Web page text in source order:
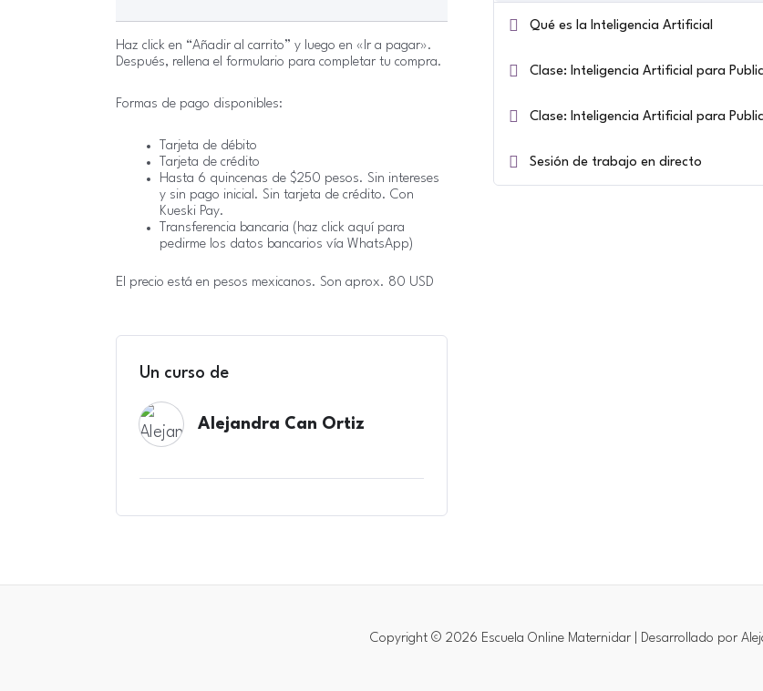
Haz click en “Añadir al carrito” y luego en «Ir a pagar».
Después, rellena el formulario para completar tu compra.
Formas de pago disponibles:
Tarjeta de débito
Tarjeta de crédito
Hasta 6 quincenas de $250 pesos. Sin intereses
y sin pago inicial. Sin tarjeta de crédito. Con
Kueski Pay.
Transferencia bancaria (haz click aquí para
pedirme los datos bancarios vía WhatsApp)
El precio está en pesos mexicanos. Son aprox. 80 USD
Un curso de
Alejandra Can Ortiz
Qué es la Inteligencia Artificial
Clase: Inteligencia Artificial para
Clase: Inteligencia Artificial para
Sesión de trabajo en directo
Copyright © 2026 Escuela Online Maternidar | Desarrollado por